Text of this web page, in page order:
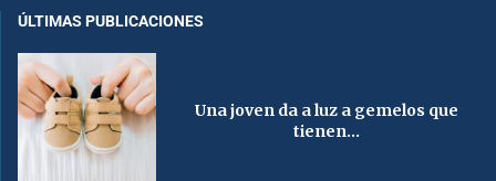
ÚLTIMAS PUBLICACIONES
Una joven da a luz a gemelos que
tienen...